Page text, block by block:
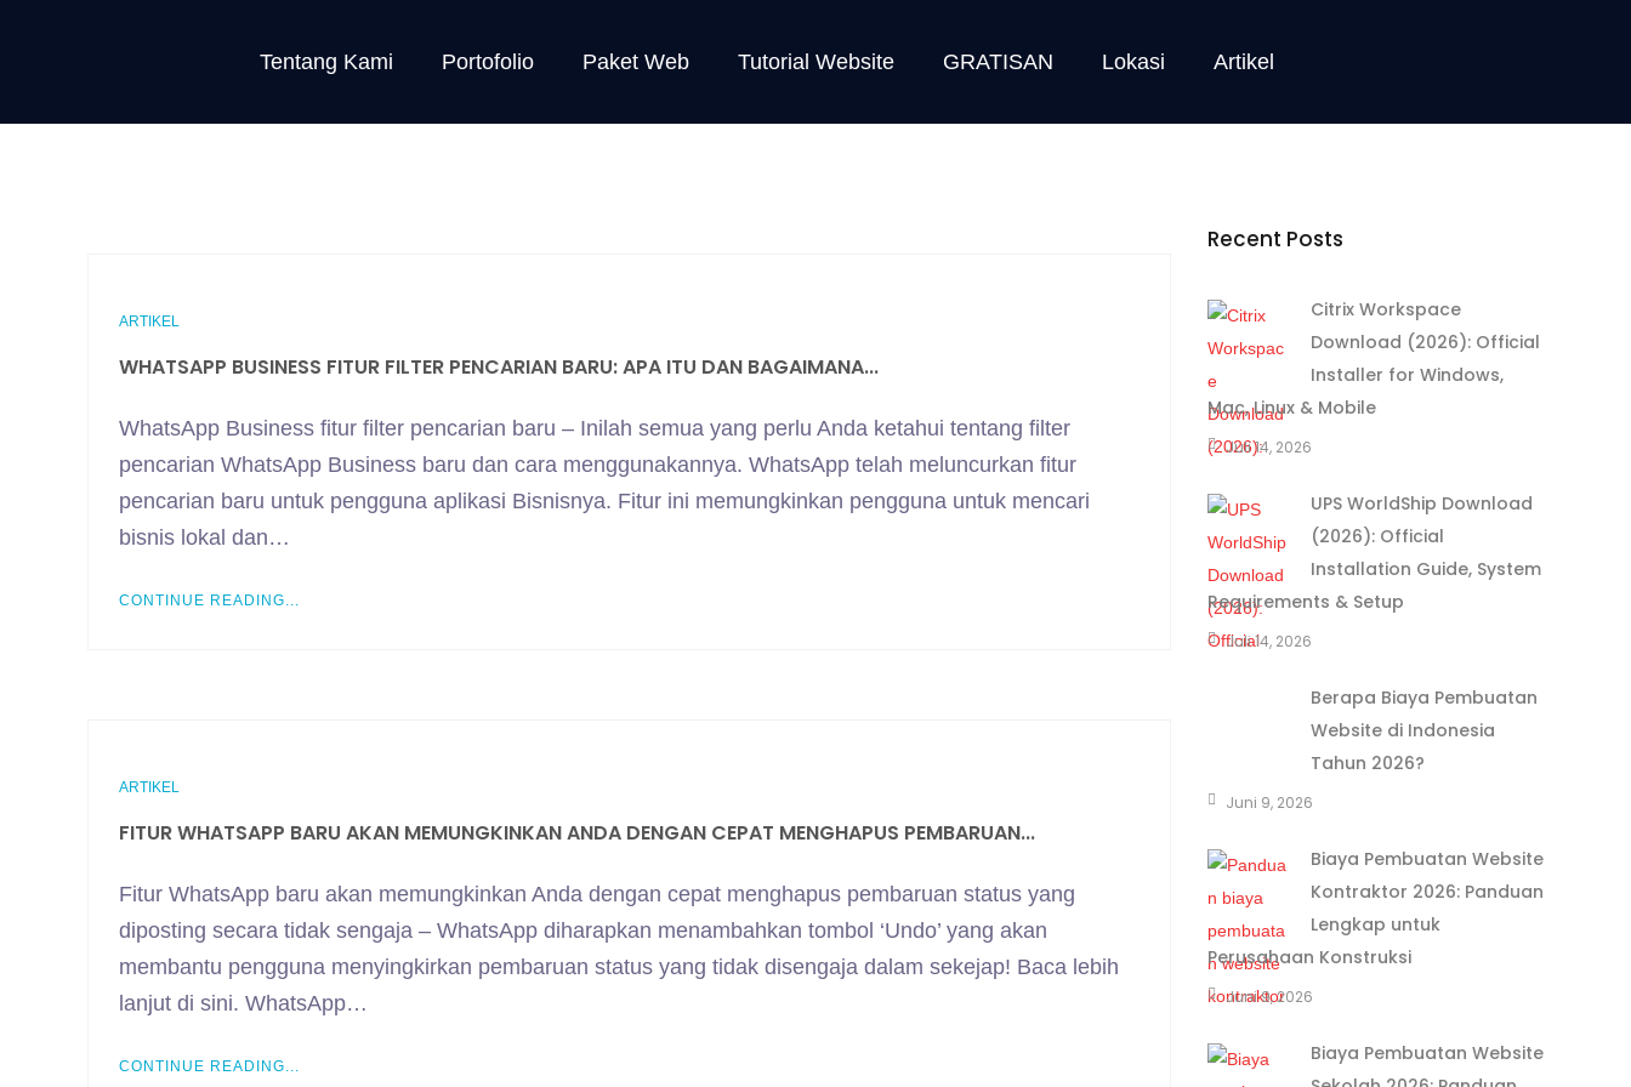
Tentang Kami Portofolio Paket Web Tutorial Website GRATISAN Lokasi Artikel
ARTIKEL
WHATSAPP BUSINESS FITUR FILTER PENCARIAN BARU: APA ITU DAN BAGAIMANA...
WhatsApp Business fitur filter pencarian baru – Inilah semua yang perlu Anda ketahui tentang filter
pencarian WhatsApp Business baru dan cara menggunakannya. WhatsApp telah meluncurkan fitur
pencarian baru untuk pengguna aplikasi Bisnisnya. Fitur ini memungkinkan pengguna untuk mencari
bisnis lokal dan…
CONTINUE READING...
ARTIKEL
FITUR WHATSAPP BARU AKAN MEMUNGKINKAN ANDA DENGAN CEPAT MENGHAPUS PEMBARUAN...
Fitur WhatsApp baru akan memungkinkan Anda dengan cepat menghapus pembaruan status yang
diposting secara tidak sengaja – WhatsApp diharapkan menambahkan tombol ‘Undo’ yang akan
membantu pengguna menyingkirkan pembaruan status yang tidak disengaja dalam sekejap! Baca lebih
lanjut di sini. WhatsApp…
CONTINUE READING...
Recent Posts
Citrix Workspace
Download (2026): Official
Installer for Windows,
Mac, Linux & Mobile
Juli 14, 2026
UPS WorldShip Download
(2026): Official
Installation Guide, System
Requirements & Setup
Juli 14, 2026
Berapa Biaya Pembuatan
Website di Indonesia
Tahun 2026?
Juni 9, 2026
Biaya Pembuatan Website
Kontraktor 2026: Panduan
Lengkap untuk
Perusahaan Konstruksi
Juni 9, 2026
Biaya Pembuatan Website